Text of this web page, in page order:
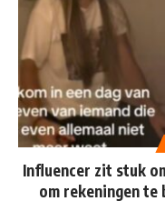
Influencer zit stuk
om rekeningen te